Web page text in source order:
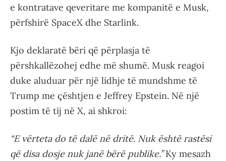
e kontratave qeveritare me kompanitë e Musk,
përfshirë SpaceX dhe Starlink.
Kjo deklaratë bëri që përplasja të
përshkallëzohej edhe më shumë. Musk reagoi
duke aluduar për një lidhje të mundshme të
Trump me çështjen e Jeffrey Epstein. Në një
postim të tij në X, ai shkroi:
“E vërteta do të dalë në dritë. Nuk është rastësi
që disa dosje nuk janë bërë publike.”Ky mesazh